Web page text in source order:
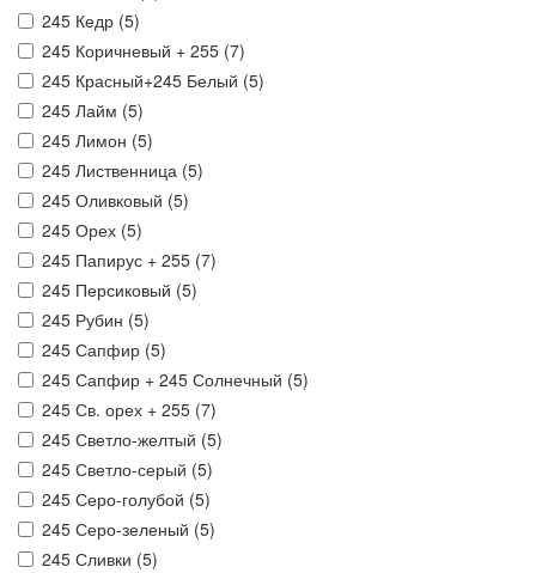
245 Кедр (5)
245 Коричневый + 255 (7)
245 Красный+245 Белый (5)
245 Лайм (5)
245 Лимон (5)
245 Лиственница (5)
245 Оливковый (5)
245 Орех (5)
245 Папирус + 255 (7)
245 Персиковый (5)
245 Рубин (5)
245 Сапфир (5)
245 Сапфир + 245 Солнечный (5)
245 Св. орех + 255 (7)
245 Светло-желтый (5)
245 Светло-серый (5)
245 Серо-голубой (5)
245 Серо-зеленый (5)
245 Сливки (5)